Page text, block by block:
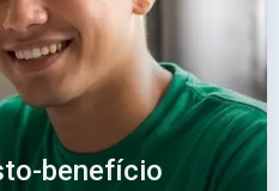
benefício